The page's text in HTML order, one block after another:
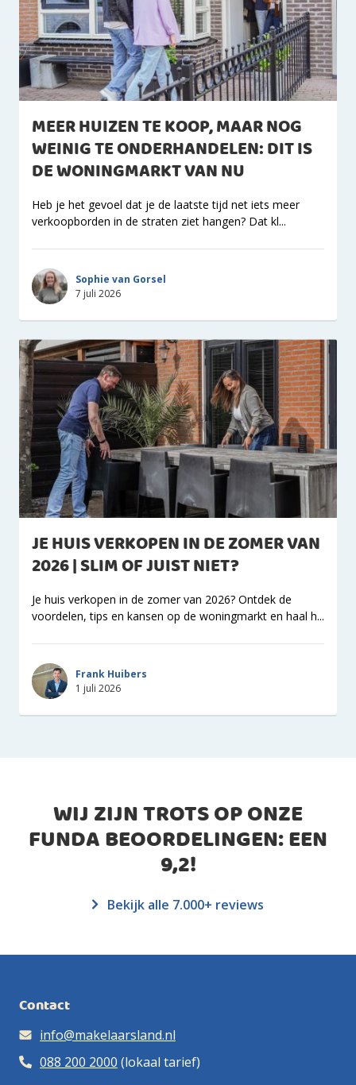
MEER HUIZEN TE KOOP, MAAR NOG
WEINIG TE ONDERHANDELEN: DIT IS
DE WONINGMARKT VAN NU
Heb je het gevoel dat je de laatste tijd net iets meer
verkoopborden in de straten ziet hangen? Dat kl...
Sophie van Gorsel
7 juli 2026
JE HUIS VERKOPEN IN DE ZOMER VAN
2026 | SLIM OF JUIST NIET?
Je huis verkopen in de zomer van 2026? Ontdek de
voordelen, tips en kansen op de woningmarkt en haal h...
Frank Huibers
1 juli 2026
WIJ ZIJN TROTS OP ONZE
FUNDA BEOORDELINGEN: EEN
9,2!
Bekijk alle 7.000+ reviews
Contact
info@makelaarsland.nl
088 200 2000 (lokaal tarief)